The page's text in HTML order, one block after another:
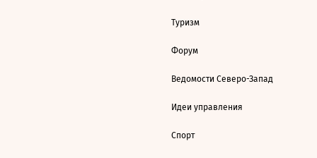
Туризм
Форум
Ведомости Северо-Запад
Идеи управления
Спорт